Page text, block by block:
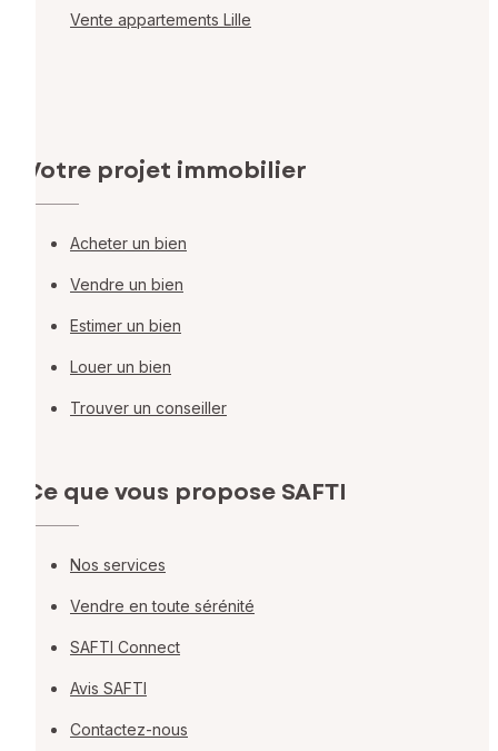
Vente appartements Lille
Votre projet immobilier
Acheter un bien
Vendre un bien
Estimer un bien
Louer un bien
Trouver un conseiller
Ce que vous propose SAFTI
Nos services
Vendre en toute sérénité
SAFTI Connect
Avis SAFTI
Contactez-nous